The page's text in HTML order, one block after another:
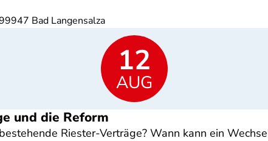
Bad Langensalza
12
AUG
und die Reform
Riester-Verträge? Wann kann ein